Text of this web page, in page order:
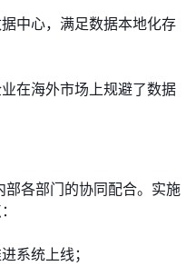
中心，满足数据本地化存
在海外市场上规避了数据
各部门的协同配合。实施
系统上线；